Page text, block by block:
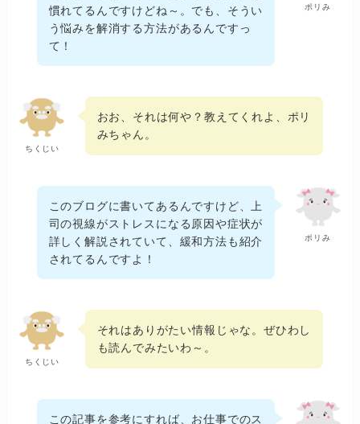
ポリみ
慣れてるんですけどね～。でも、そうい
う悩みを解消する方法があるんですっ
て！
ちくじい
おお、それは何や？教えてくれよ、ポリ
みちゃん。
ポリみ
このブログに書いてあるんですけど、上
司の視線がストレスになる原因や症状が
詳しく解説されていて、緩和方法も紹介
されてるんですよ！
ちくじい
それはありがたい情報じゃな。ぜひわし
も読んでみたいわ～。
この記事を参考にすれば、お仕事でのス